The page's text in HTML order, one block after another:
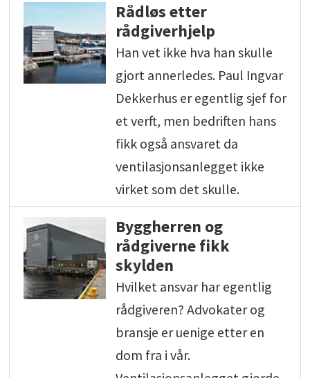
Rådløs etter
rådgiverhjelp
Han vet ikke hva han skulle
gjort annerledes. Paul Ingvar
Dekkerhus er egentlig sjef for
et verft, men bedriften hans
fikk også ansvaret da
ventilasjonsanlegget ikke
virket som det skulle.
Byggherren og
rådgiverne fikk
skylden
Hvilket ansvar har egentlig
rådgiveren? Advokater og
bransje er uenige etter en
dom fra i vår.